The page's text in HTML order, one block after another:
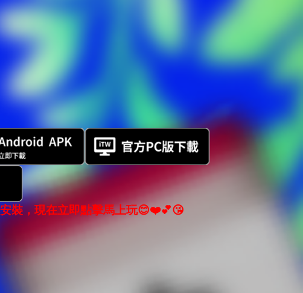
裝，現在立即點擊馬上玩😊❤️💕😘